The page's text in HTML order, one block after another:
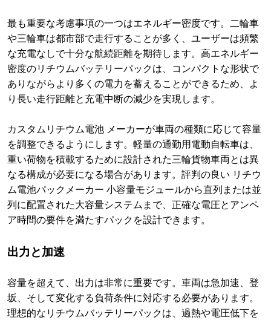
最も重要な考慮事項の一つはエネルギー密度です。二輪車
や三輪車は都市部で走行することが多く、ユーザーは頻繁
な充電なしで十分な航続距離を期待します。高エネルギー
密度のリチウムバッテリーパックは、コンパクトな形状で
ありながらより多くの電力を蓄えることができるため、よ
り長い走行距離と充電中断の減少を実現します。
カスタムリチウム電池 メーカーが車両の種類に応じて容量
を調整できるようにします。軽量の通勤用電動自転車は、
重い荷物を積載するために設計された三輪貨物車両とは異
なる構成が必要になる場合があります。評判の良い リチウ
ム電池パックメーカー 小容量モジュールから直列または並
列に配置された大容量システムまで、正確な電圧とアンペ
ア時間の要件を満たすパックを設計できます。
出力と加速
容量を超えて、出力は非常に重要です。車両は急加速、登
坂、そして変化する負荷条件に対応する必要があります。
理想的なリチウムバッテリーパックは、過熱や電圧低下を